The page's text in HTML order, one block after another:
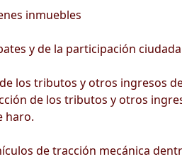
inmuebles
y de la participación
los tributos y otros ingresos
de los tributos y otros
haro.
de tracción mecánica